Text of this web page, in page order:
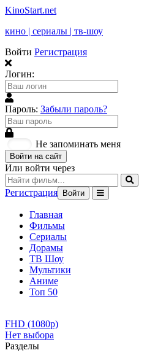
KinoStart.net
кино | сериалы | тв-шоу
Войти Регистрация
Логин:
Пароль: Забыли пароль?
Не запоминать меня
Войти на сайт
Или войти через
Регистрация Войти
Главная
Фильмы
Сериалы
Дорамы
ТВ Шоу
Мультики
Аниме
Топ 50
FHD (1080p)
Нет выбора
Разделы